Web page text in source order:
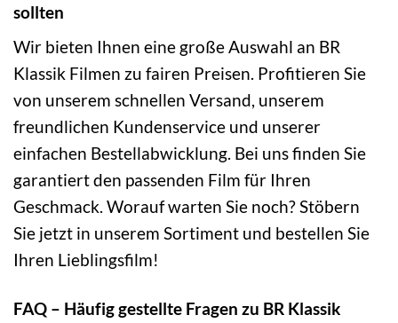
sollten
Wir bieten Ihnen eine große Auswahl an BR
Klassik Filmen zu fairen Preisen. Profitieren Sie
von unserem schnellen Versand, unserem
freundlichen Kundenservice und unserer
einfachen Bestellabwicklung. Bei uns finden Sie
garantiert den passenden Film für Ihren
Geschmack. Worauf warten Sie noch? Stöbern
Sie jetzt in unserem Sortiment und bestellen Sie
Ihren Lieblingsfilm!
FAQ – Häufig gestellte Fragen zu BR Klassik